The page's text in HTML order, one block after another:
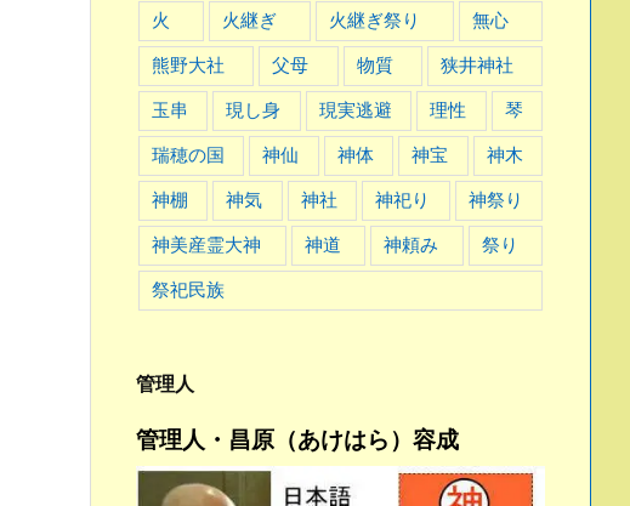
火 火継ぎ 火継ぎ祭り 無心
熊野大社 父母 物質 狭井神社
玉串 現し身 現実逃避 理性 琴
瑞穂の国 神仙 神体 神宝 神木
神棚 神気 神社 神祀り 神祭り
神美産霊大神 神道 神頼み 祭り
祭祀民族
管理人
管理人・昌原（あけはら）容成